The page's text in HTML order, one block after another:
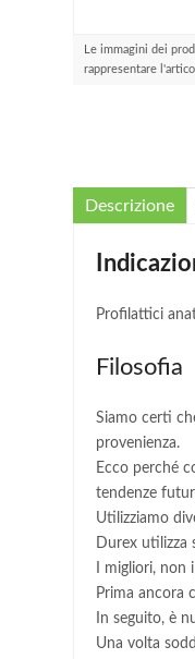
Le immagini dei
rappresentare
Descrizione
Profilattici
Filosofia
Siamo certi
provenienza.
Ecco perché
tendenze
Utilizziamo
Durex utilizza
I migliori,
Prima ancora
In seguito, è
Una volta